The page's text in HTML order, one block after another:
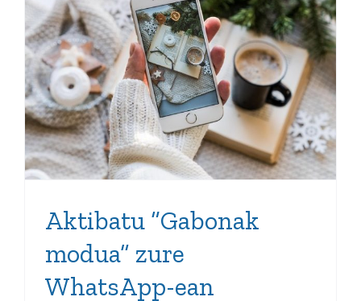
Aktibatu “Gabonak
modua” zure WhatsApp-
ean
Aktibatu “Gabonak
modua” zure
WhatsApp-ean